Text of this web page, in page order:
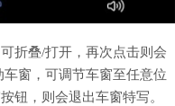
折叠/打开，再次点击则会
窗，可调节车窗至任意位
钮，则会退出车窗特写。